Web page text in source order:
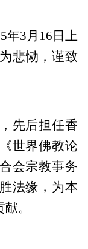
年3月16日上
悲恸，谨致
先后担任香
世界佛教论
会宗教事务
法缘，为本
。